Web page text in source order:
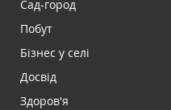
Сад-город
Побут
Бізнес у селі
Досвід
Здоров'я